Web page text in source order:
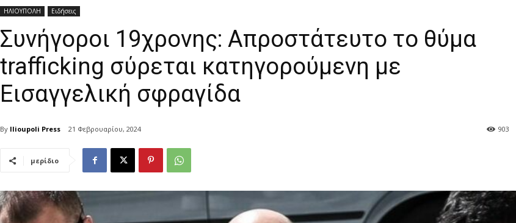
ΗΛΙΟΥΠΟΛΗ Ειδήσεις
Συνήγοροι 19χρονης: Απροστάτευτο το θύμα
trafficking σύρεται κατηγορούμενη με
Εισαγγελική σφραγίδα
By Ilioupoli Press 21 Φεβρουαρίου, 2024 903
μερίδιο